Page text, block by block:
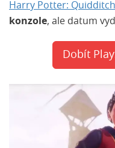
Harry Potter:
konzole, ale datum
Dobít